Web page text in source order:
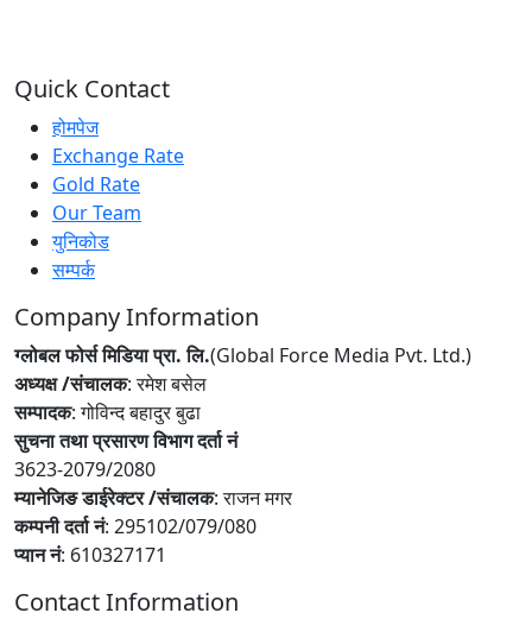
Quick Contact
होमपेज
Exchange Rate
Gold Rate
Our Team
युनिकोड
सम्पर्क
Company Information
ग्लोबल फोर्स मिडिया प्रा. लि.(Global Force Media Pvt. Ltd.)
अध्यक्ष /संचालक: रमेश बसेल
सम्पादक: गोविन्द बहादुर बुढा
सुचना तथा प्रसारण विभाग दर्ता नं
3623-2079/2080
म्यानेजिङ डाईरेक्टर /संचालक: राजन मगर
कम्पनी दर्ता नं: 295102/079/080
प्यान नं: 610327171
Contact Information